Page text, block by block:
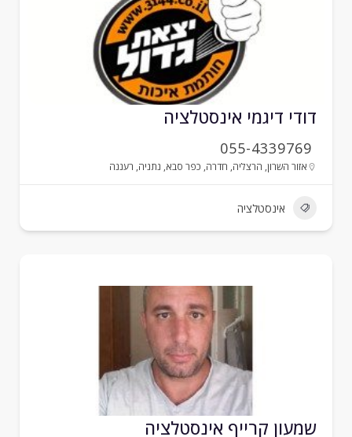
דיגמי אינסטלציה
055-4339769
אזור השרון,הרצליה,חדרה,כפר סבא ,נתניה,רעננה
אינסטלציה
קרייף אינסטלציה